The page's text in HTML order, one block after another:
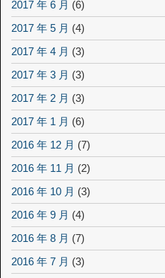
2017 年 6 月 (6)
2017 年 5 月 (4)
2017 年 4 月 (3)
2017 年 3 月 (3)
2017 年 2 月 (3)
2017 年 1 月 (6)
2016 年 12 月 (7)
2016 年 11 月 (2)
2016 年 10 月 (3)
2016 年 9 月 (4)
2016 年 8 月 (7)
2016 年 7 月 (3)